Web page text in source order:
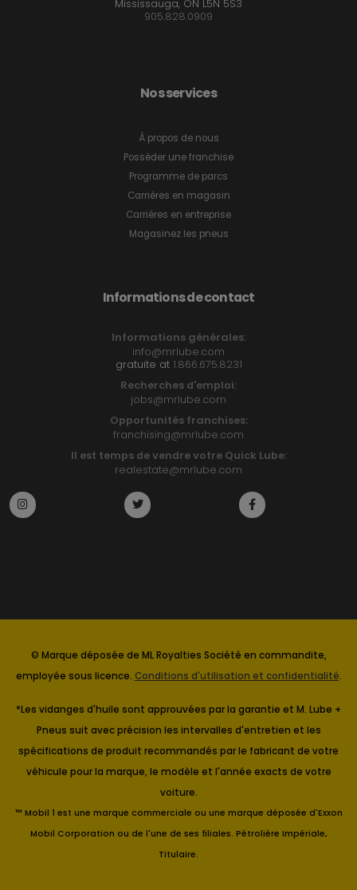
Mississauga, ON L5N 5S3
905.828.0909
Nos services
À propos de nous
Posséder une franchise
Programme de parcs
Carrières en magasin
Carrières en entreprise
Magasinez les pneus
Informations de contact
Informations générales:
info@mrlube.com
gratuite at 1.866.675.8231
Recherches d'emploi:
jobs@mrlube.com
Opportunités franchises:
franchising@mrlube.com
Il est temps de vendre votre Quick Lube:
realestate@mrlube.com
© Marque déposée de ML Royalties Société en commandite,
employée sous licence. Conditions d'utilisation et confidentialité.
*Les vidanges d'huile sont approuvées par la garantie et M. Lube +
Pneus suit avec précision les intervalles d'entretien et les
spécifications de produit recommandés par le fabricant de votre
véhicule pour la marque, le modèle et l'année exacts de votre
voiture.
™ Mobil 1 est une marque commerciale ou une marque déposée d'Exxon
Mobil Corporation ou de l'une de ses filiales. Pétrolière Impériale,
Titulaire.